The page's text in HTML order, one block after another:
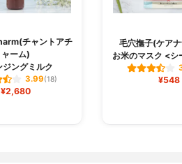
チャントアチ
ャーム)
ジングミルク
3.99(18)
¥2,680
毛穴撫子(ケア
お米のマスク <シ
¥548